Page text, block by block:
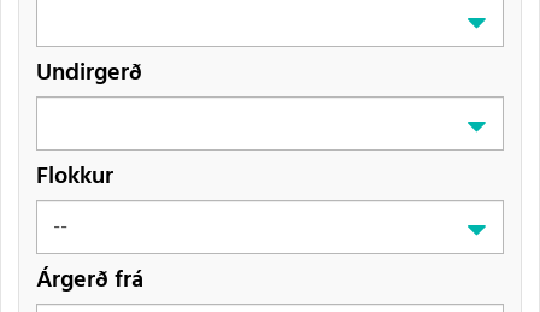
Undirgerð
Flokkur
Árgerð frá